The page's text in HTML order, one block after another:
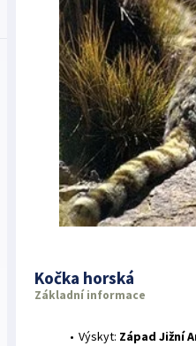
Kočka horská
Základní informace
Výskyt: Západ Jižní